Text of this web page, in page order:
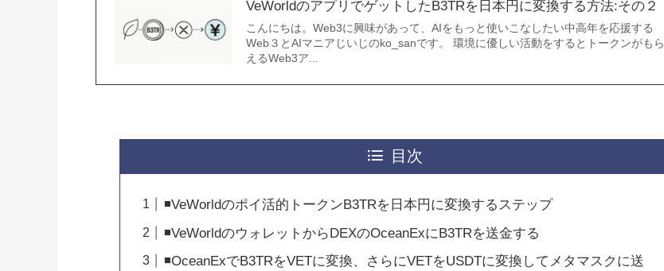
VeWorldのアプリでゲットしたB3TRを日本円に変換する方法:その２
こんにちは。Web3に興味があって、AIをもっと使いこなしたい中高年を応援する
Web３とAIマニアじいじのko_sanです。 環境に優しい活動をするとトークンがもら
えるWeb3ア...
目次
◾️VeWorldのポイ活的トークンB3TRを日本円に変換するステップ
◾️VeWorldのウォレットからDEXのOceanExにB3TRを送金する
◾️OceanExでB3TRをVETに変換、さらにVETをUSDTに変換してメタマスクに送